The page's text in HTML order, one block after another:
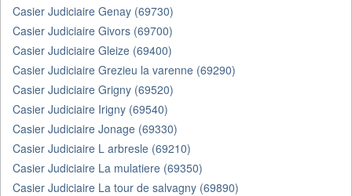
Casier Judiciaire Genay (69730)
Casier Judiciaire Givors (69700)
Casier Judiciaire Gleize (69400)
Casier Judiciaire Grezieu la varenne (69290)
Casier Judiciaire Grigny (69520)
Casier Judiciaire Irigny (69540)
Casier Judiciaire Jonage (69330)
Casier Judiciaire L arbresle (69210)
Casier Judiciaire La mulatiere (69350)
Casier Judiciaire La tour de salvagny (69890)